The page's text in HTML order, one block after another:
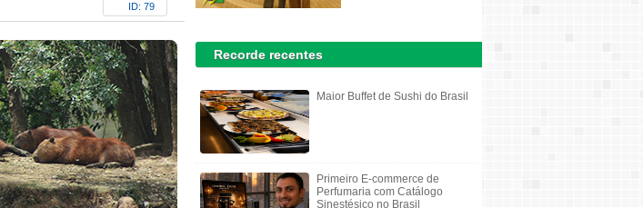
ID: 79
Recorde recentes
Maior Buffet de Sushi do Brasil
Primeiro E-commerce de
Perfumaria com Catálogo
Sinestésico no Brasil